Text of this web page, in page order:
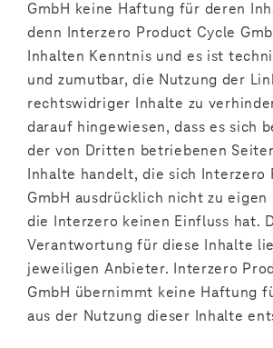
GmbH keine Haftung für deren
denn Interzero Product Cycle
Inhalten Kenntnis und es ist
und zumutbar, die Nutzung der
rechtswidriger Inhalte zu
darauf hingewiesen, dass es sich
der von Dritten betriebenen
Inhalte handelt, die sich Interzero
GmbH ausdrücklich nicht zu
die Interzero keinen Einfluss hat.
Verantwortung für diese Inhalte
jeweiligen Anbieter. Interzero
GmbH übernimmt keine Haftung
aus der Nutzung dieser Inhalte